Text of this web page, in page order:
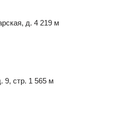
д. 4 219 м
9, стр. 1 565 м